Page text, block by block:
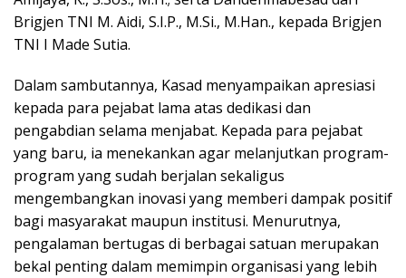
Brigjen TNI M. Aidi, S.I.P., M.Si., M.Han., kepada Brigjen
TNI I Made Sutia.
Dalam sambutannya, Kasad menyampaikan apresiasi
kepada para pejabat lama atas dedikasi dan
pengabdian selama menjabat. Kepada para pejabat
yang baru, ia menekankan agar melanjutkan program-
program yang sudah berjalan sekaligus
mengembangkan inovasi yang memberi dampak positif
bagi masyarakat maupun institusi. Menurutnya,
pengalaman bertugas di berbagai satuan merupakan
bekal penting dalam memimpin organisasi yang lebih